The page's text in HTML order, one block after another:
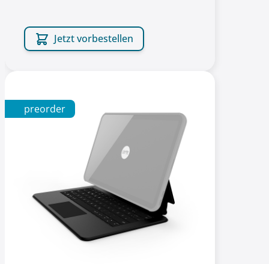
Jetzt vorbestellen
preorder